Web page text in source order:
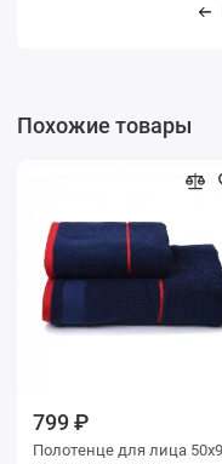
Похожие товары
799 ₽
Полотенце для лица 50х90